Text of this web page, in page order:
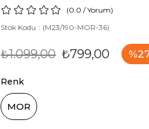
0.0 /Yorum)
Stok Kodu
(M23/190-MOR-36)
₺1.099,00 ₺799,00
Renk
MOR